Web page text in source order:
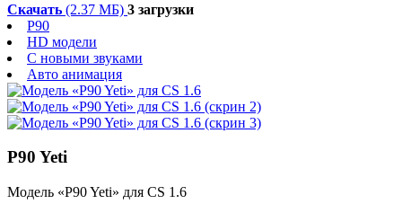
Скачать (2.37 МБ) 3 загрузки
P90
HD модели
С новыми звуками
Авто анимация
P90 Yeti
Модель «P90 Yeti» для CS 1.6